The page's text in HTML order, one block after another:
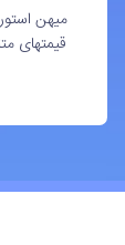
میهن
قیمتهای